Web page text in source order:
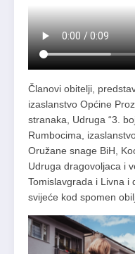
Članovi obitelji,
izaslanstvo Općine
stranaka, Udruga “3.
Rumbocima,
Oružane snage BiH,
Udruga dragovoljaca i
Tomislavgrada i Livna i
svijeće kod spomen